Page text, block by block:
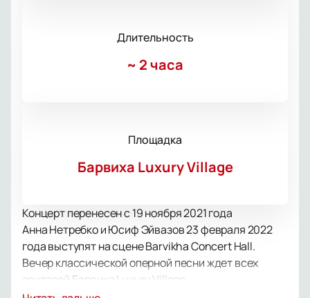
Длительность
~ 2 часа
Площадка
Барвиха Luxury Village
Концерт перенесен с 19 ноября 2021 года
Анна Нетребко и Юсиф Эйвазов 23 февраля 2022
года выступят на сцене Barvikha Concert Hall.
Вечер классической оперной песни ждет всех
зрителей Барвиха Luxury Village.